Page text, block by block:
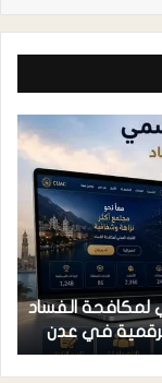
الفساد